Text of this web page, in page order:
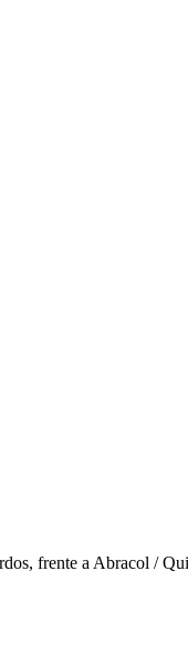
frente a Abracol /